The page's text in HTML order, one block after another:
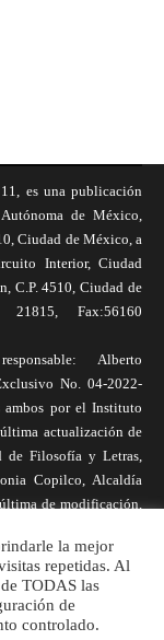
es una publicación
de México,
Ciudad de México, a
Interior, Ciudad
C.P. 4510, Ciudad de
21815, Fax:56160
Alberto
No. 04-2022-
ambos por el Instituto
actualización de
de Filosofía y Letras,
Copilco, Alcaldía
de modificación,
Universidad Nacional
de los contenidos de
de los textos aquí
y la dirección
la mejor
repetidas. Al
TODAS las
de
controlado.